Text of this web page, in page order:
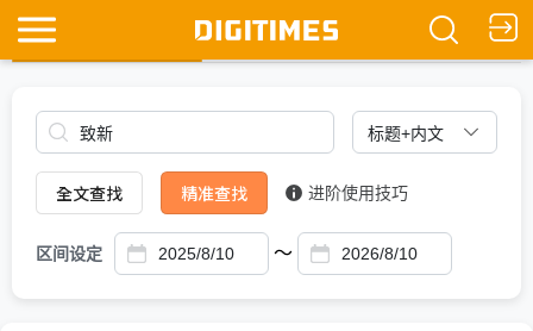
Ask DIGITIMES
全文查找 精准查找 进阶使用技巧
区间设定 ～